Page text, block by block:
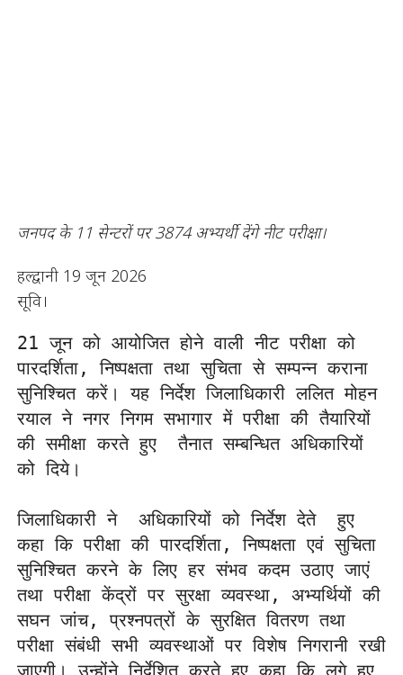
जनपद के 11 सेन्टरों पर 3874 अभ्यर्थी देंगे नीट परीक्षा।
हल्द्वानी 19 जून 2026
सूवि।
21 जून को आयोजित होने वाली नीट परीक्षा को
पारदर्शिता, निष्पक्षता तथा सुचिता से सम्पन्न कराना
सुनिश्चित करें। यह निर्देश जिलाधिकारी ललित मोहन
रयाल ने नगर निगम सभागार में परीक्षा की तैयारियों
की समीक्षा करते हुए  तैनात सम्बन्धित अधिकारियों
को दिये।
जिलाधिकारी ने  अधिकारियों को निर्देश देते  हुए
कहा कि परीक्षा की पारदर्शिता, निष्पक्षता एवं सुचिता
सुनिश्चित करने के लिए हर संभव कदम उठाए जाएं
तथा परीक्षा केंद्रों पर सुरक्षा व्यवस्था, अभ्यर्थियों की
सघन जांच, प्रश्नपत्रों के सुरक्षित वितरण तथा
परीक्षा संबंधी सभी व्यवस्थाओं पर विशेष निगरानी रखी
जाएगी। उन्होंने निर्देशित करते हुए कहा कि लगे हुए